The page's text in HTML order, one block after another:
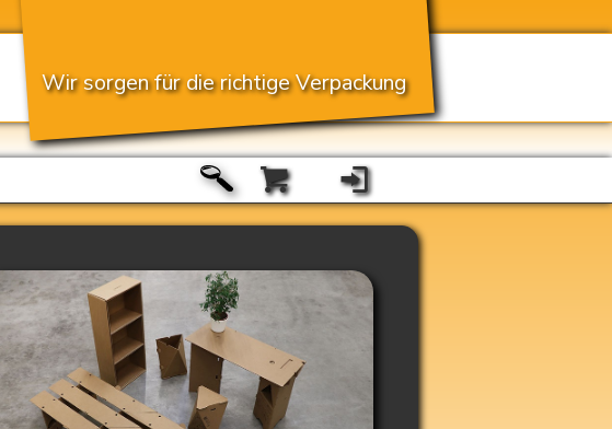
Wir sorgen für die richtige Verpackung